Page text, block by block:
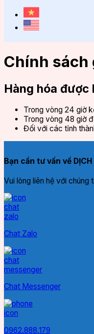
Chính sách
Hàng hóa được
Trong vòng 24 giờ
Trong vòng 48 giờ
Đối với các tỉnh
Bạn cần tư vấn về
Vui lòng liên hệ với
Chat Zalo
Chat Messenger
0962.888.179